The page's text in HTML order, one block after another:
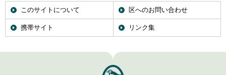
简体中文
繁體中文
このサイトについて 区へのお問い合わせ
携帯サイト リンク集